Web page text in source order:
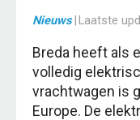
Nieuws|Laatste
Breda heeft als
volledig
vrachtwagen is
Europe. De